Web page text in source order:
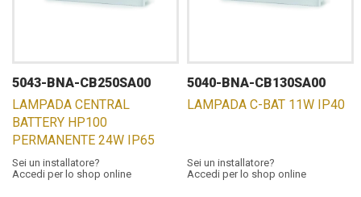
5043-BNA-CB250SA00
LAMPADA CENTRAL
BATTERY HP100
PERMANENTE 24W IP65
Sei un installatore?
Accedi per lo shop online
5040-BNA-CB130SA00
LAMPADA C-BAT 11W IP40
Sei un installatore?
Accedi per lo shop online